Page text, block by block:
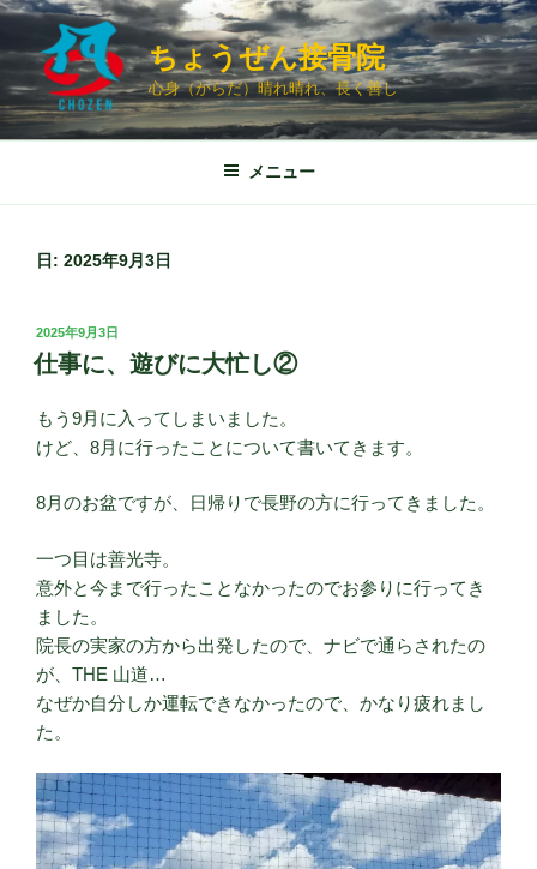
コ
ン
ツ
ちょうぜん接骨院
心身（からだ）晴れ晴れ、長く善し
メニュー
日: 2025年9月3日
投
稿
日:
2025年9月3日
仕事に、遊びに大忙し②
もう9月に入ってしまいました。
けど、8月に行ったことについて書いてきます。
8月のお盆ですが、日帰りで長野の方に行ってきました。
一つ目は善光寺。
意外と今まで行ったことなかったのでお参りに行ってき
ました。
院長の実家の方から出発したので、ナビで通らされたの
が、THE 山道…
なぜか自分しか運転できなかったので、かなり疲れまし
た。